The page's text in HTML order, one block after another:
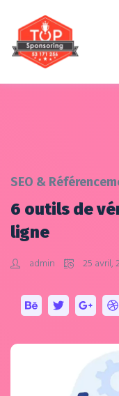
SEO &
6 outils de
ligne
admin 25 avril,